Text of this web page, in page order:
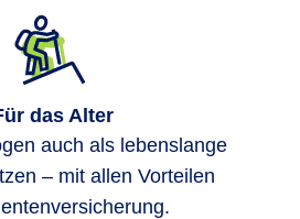
das Alter
auch als lebenslange
– mit allen Vorteilen